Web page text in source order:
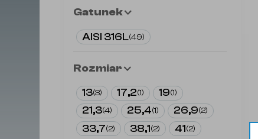
Gatunek
AISI 316L(49)
Rozmiar
13(3) 17,2(1) 19(1)
21,3(4) 25,4(1) 26,9(2)
33,7(2) 38,1(2) 41(2)